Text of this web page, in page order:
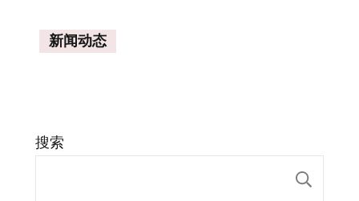
新闻动态
搜索